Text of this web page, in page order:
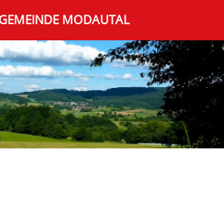
GEMEINDE MODAUTAL